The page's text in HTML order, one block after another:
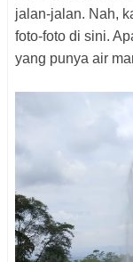
jalan-jalan. Nah,
foto-foto di sini.
yang punya air